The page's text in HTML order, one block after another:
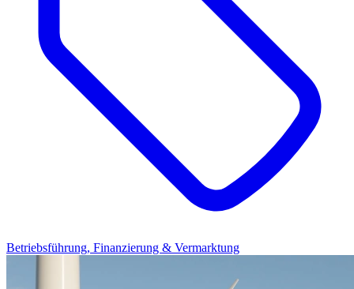
Betriebsführung, Finanzierung & Vermarktung